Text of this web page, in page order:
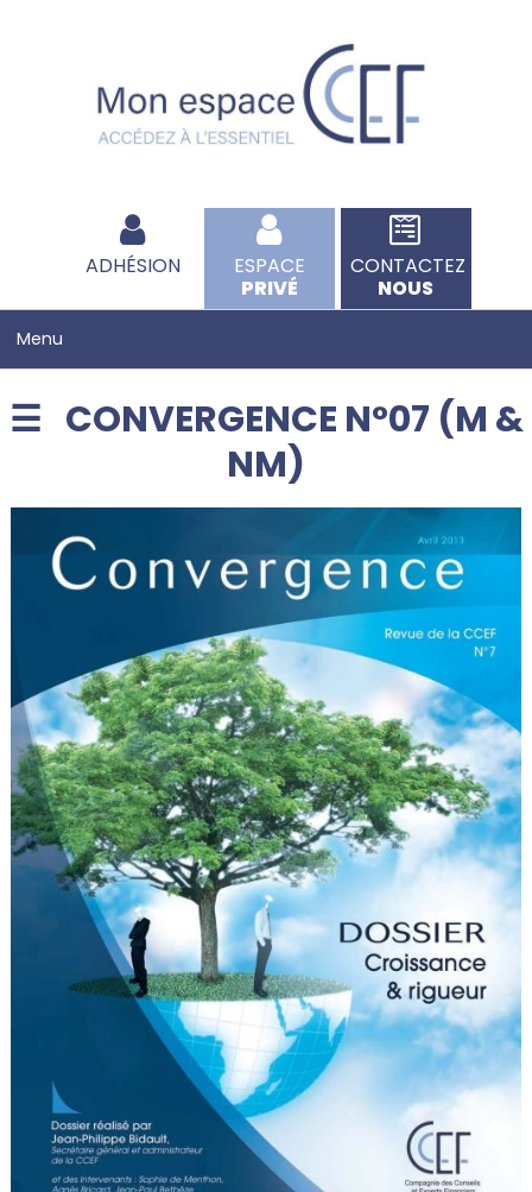
ADHÉSION
ESPACE
PRIVÉ
CONTACTEZ
NOUS
CONVERGENCE N°07 (M &
NM)